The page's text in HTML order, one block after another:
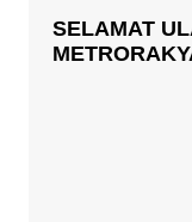
SELAMAT